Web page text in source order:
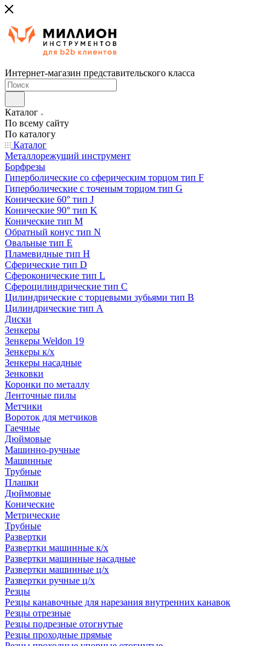
Интернет-магазин представительского класса
Каталог
По всему сайту
По каталогу
Каталог
Металлорежущий инструмент
Борфрезы
Гиперболические cо сферическим торцом тип F
Гиперболические с точеным торцом тип G
Конические 60° тип J
Конические 90° тип K
Конические тип M
Обратный конус тип N
Овальные тип E
Пламевидные тип H
Сферические тип D
Сфероконические тип L
Сфероцилиндрические тип C
Цилиндрические с торцевыми зубьями тип B
Цилиндрические тип А
Диски
Зенкеры
Зенкеры Weldon 19
Зенкеры к/х
Зенкеры насадные
Зенковки
Коронки по металлу
Ленточные пилы
Метчики
Вороток для метчиков
Гаечные
Дюймовые
Машинно-ручные
Машинные
Трубные
Плашки
Дюймовые
Конические
Метрические
Трубные
Развертки
Развертки машинные к/х
Развертки машинные насадные
Развертки машинные ц/х
Развертки ручные ц/х
Резцы
Резцы канавочные для нарезания внутренних канавок
Резцы отрезные
Резцы подрезные отогнутые
Резцы проходные прямые